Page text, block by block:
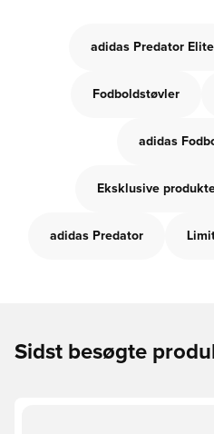
adidas Predator Elite
Fodboldstøvler
adidas
Eksklusive
adidas Predator
Sidst besøgte